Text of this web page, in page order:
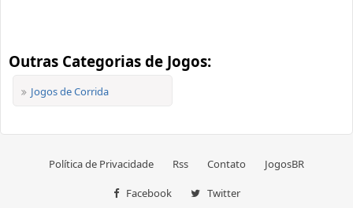
Outras Categorias de Jogos:
Jogos de Corrida
Política de Privacidade Rss Contato JogosBR
Facebook Twitter